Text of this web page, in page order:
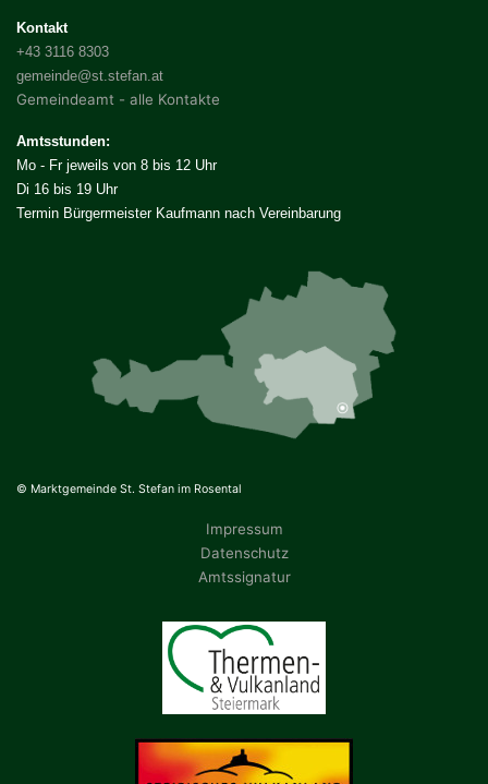
Kontakt
+43 3116 8303
gemeinde@st.stefan.at
Gemeindeamt - alle Kontakte
Amtsstunden:
Mo - Fr jeweils von 8 bis 12 Uhr
Di 16 bis 19 Uhr
Termin Bürgermeister Kaufmann nach Vereinbarung
© Marktgemeinde St. Stefan im Rosental
Impressum
Datenschutz
Amtssignatur